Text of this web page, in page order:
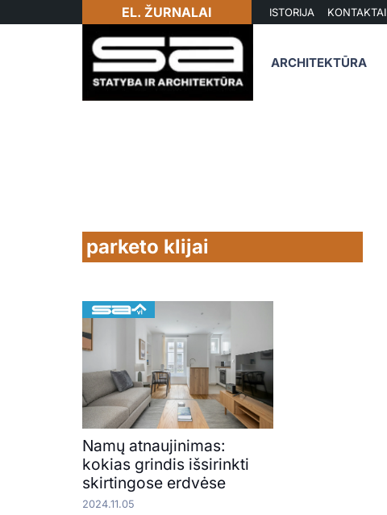
EL. ŽURNALAI ISTORIJA KONTAKTAI
ARCHITEKTŪRA
parketo klijai
Namų atnaujinimas:
kokias grindis išsirinkti
skirtingose erdvėse
2024.11.05